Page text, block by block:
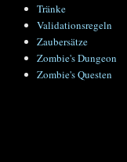
Tränke
Validationsregeln
Zaubersätze
Zombie's Dungeon
Zombie's Questen